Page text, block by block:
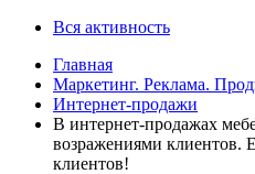
Вся активность
Главная
Маркетинг. Реклама.
Интернет-продажи
В интернет-продажах
возражениями клиентов.
клиентов!